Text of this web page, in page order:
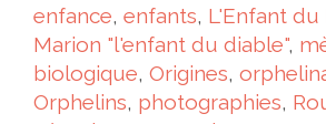
enfance, enfants, L'Enfant du
Marion "l'enfant du diable",
biologique, Origines,
Orphelins, photographies,